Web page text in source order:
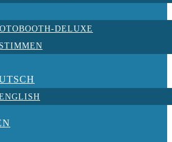
DELUXE